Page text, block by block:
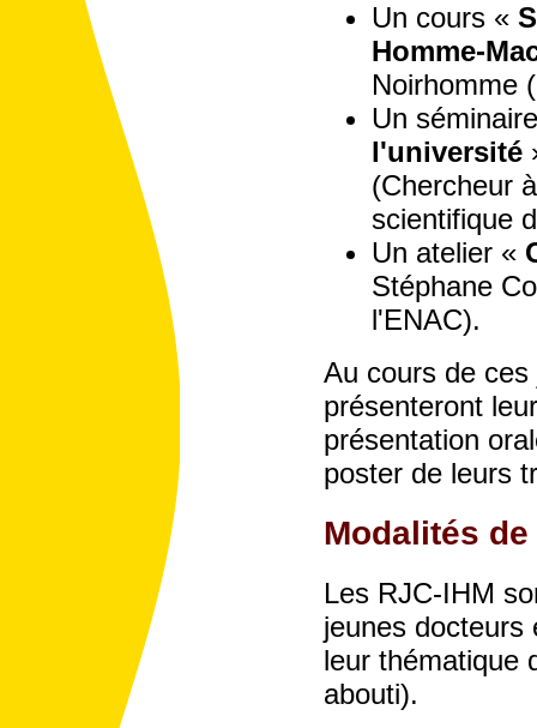
Un cours «
Homme-
Noirhomme
Un
l'université
(Chercheur
scientifique
Un atelier «
Stéphane
l'ENAC).
Au cours de
présenteront
présentation
poster de leurs
Modalités
Les RJC-IHM
jeunes docteurs
leur thématique
abouti).